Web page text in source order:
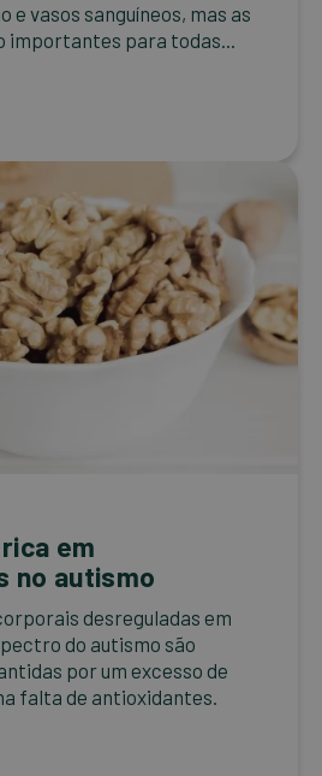
e vasos sanguíneos, mas as
importantes para todas...
em
no autismo
desreguladas em
do autismo são
por um excesso de
falta de antioxidantes.